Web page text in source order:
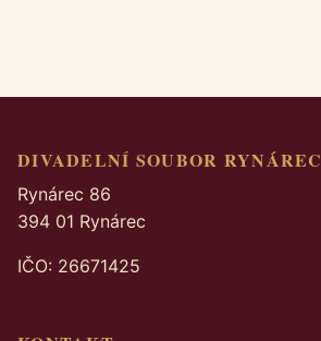
DIVADELNÍ SOUBOR RYNÁREC
Rynárec 86
394 01 Rynárec
IČO: 26671425